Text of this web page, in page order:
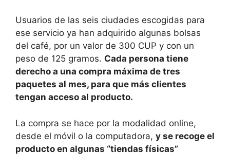
Usuarios de las seis ciudades escogidas para
ese servicio ya han adquirido algunas bolsas
del café, por un valor de 300 CUP y con un
peso de 125 gramos. Cada persona tiene
derecho a una compra máxima de tres
paquetes al mes, para que más clientes
tengan acceso al producto.
La compra se hace por la modalidad online,
desde el móvil o la computadora, y se recoge el
producto en algunas “tiendas físicas”